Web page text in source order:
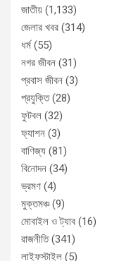
জাতীয় (1,133)
জেলার খবর (314)
ধর্ম(55)
নগর জীবন (31)
প্রবাস জীবন (3)
প্রযুক্তি(28)
ফুটবল (32)
ফ্যাশন (3)
বাণিজ্য (81)
বিনোদন (34)
ভ্রমণ (4)
মুক্তমঞ্চ(9)
মোবাইল ও ট্যাব (16)
রাজনীতি(341)
লাইফস্টাইল (5)